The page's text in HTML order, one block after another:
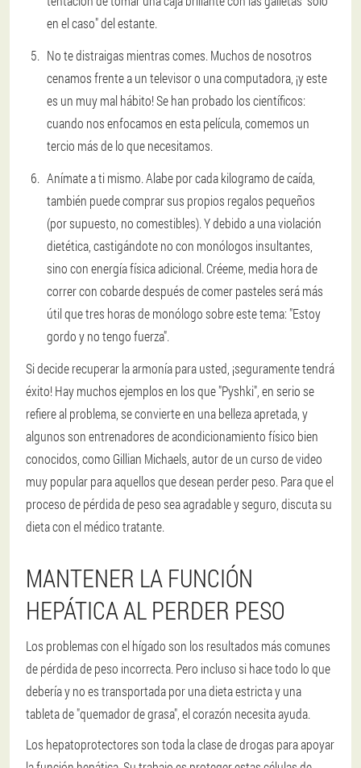
en el caso" del estante.
No te distraigas mientras comes. Muchos de nosotros
cenamos frente a un televisor o una computadora, ¡y este
es un muy mal hábito! Se han probado los científicos:
cuando nos enfocamos en esta película, comemos un
tercio más de lo que necesitamos.
Anímate a ti mismo.Alabe por cada kilogramo de caída,
también puede comprar sus propios regalos pequeños
(por supuesto, no comestibles). Y debido a una violación
dietética, castigándote no con monólogos insultantes,
sino con energía física adicional. Créeme, media hora de
correr con cobarde después de comer pasteles será más
útil que tres horas de monólogo sobre este tema: "Estoy
gordo y no tengo fuerza".
Si decide recuperar la armonía para usted, ¡seguramente tendrá
éxito! Hay muchos ejemplos en los que "Pyshki", en serio se
refiere al problema, se convierte en una belleza apretada, y
algunos son entrenadores de acondicionamiento físico bien
conocidos, como Gillian Michaels, autor de un curso de video
muy popular para aquellos que desean perder peso. Para que el
proceso de pérdida de peso sea agradable y seguro, discuta su
dieta con el médico tratante.
MANTENER LA FUNCIÓN
HEPÁTICA AL PERDER PESO
Los problemas con el hígado son los resultados más comunes
de pérdida de peso incorrecta. Pero incluso si hace todo lo que
debería y no es transportada por una dieta estricta y una
tableta de "quemador de grasa", el corazón necesita ayuda.
Los hepatoprotectores son toda la clase de drogas para apoyar